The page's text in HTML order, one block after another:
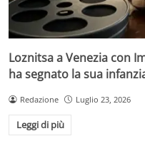
Loznitsa a Venezia con
ha segnato la sua
Redazione Luglio 23, 2026
Leggi di più